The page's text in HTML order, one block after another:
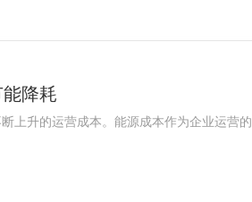
降耗
上升的运营成本。能源成本作为企业运营的